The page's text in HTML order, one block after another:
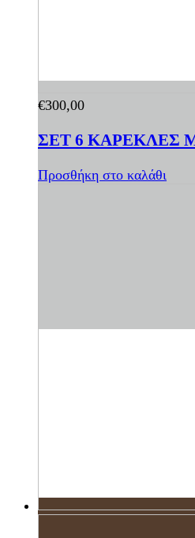
€300,00
ΣΕΤ 6 ΚΑΡΕΚΛΕΣ
Προσθήκη στο καλάθι